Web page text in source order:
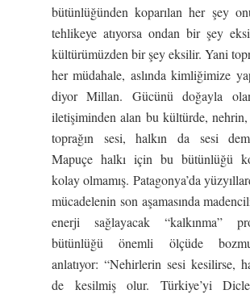
bütünlüğünden koparılan her şey
tehlikeye atıyorsa ondan bir şey
kültürümüzden bir şey eksilir. Yani
her müdahale, aslında kimliğimize
diyor Millan. Gücünü doğayla
iletişiminden alan bu kültürde, nehrin,
toprağın sesi, halkın da sesi
Mapuçe halkı için bu bütünlüğü
kolay olmamış. Patagonya’da
mücadelenin son aşamasında
enerji sağlayacak “kalkınma”
bütünlüğü önemli ölçüde
anlatıyor: “Nehirlerin sesi kesilirse,
de kesilmiş olur. Türkiye’yi